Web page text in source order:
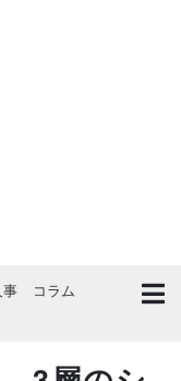
事
コラム